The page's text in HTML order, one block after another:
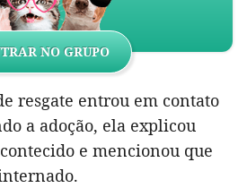
NO GRUPO
resgate entrou em contato
a adoção, ela explicou
e mencionou que